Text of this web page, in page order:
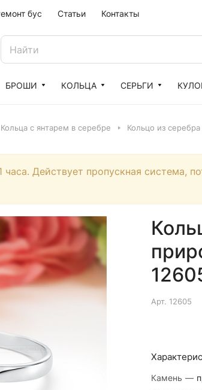
бус Статьи Контакты
БРОШИ КОЛЬЦА СЕРЬГИ
Кольца с янтарем в серебре Кольцо из
Действует пропускная система,
Арт. 12605
Камень —